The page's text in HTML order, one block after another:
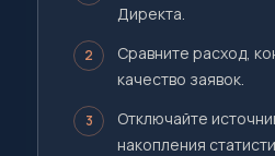
Директа.
2
Сравните расход,
качество заявок.
3
Отключайте
накопления